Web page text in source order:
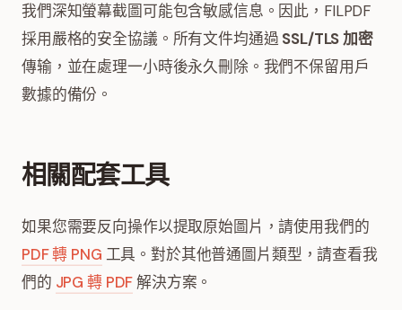
我們深知螢幕截圖可能包含敏感信息。因此，FILPDF
採用嚴格的安全協議。所有文件均通過 SSL/TLS 加密
傳输，並在處理一小時後永久刪除。我們不保留用戶
數據的備份。
相關配套工具
如果您需要反向操作以提取原始圖片，請使用我們的
PDF 轉 PNG 工具。對於其他普通圖片類型，請查看我
們的 JPG 轉 PDF解決方案。